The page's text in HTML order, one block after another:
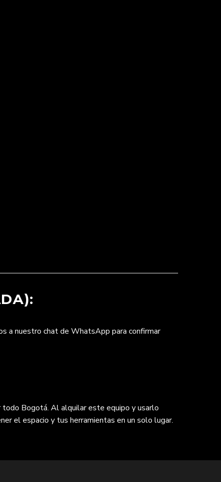
a nuestro chat de WhatsApp para confirmar
Bogotá. Al alquilar este equipo y usarlo
el espacio y tus herramientas en un solo lugar.